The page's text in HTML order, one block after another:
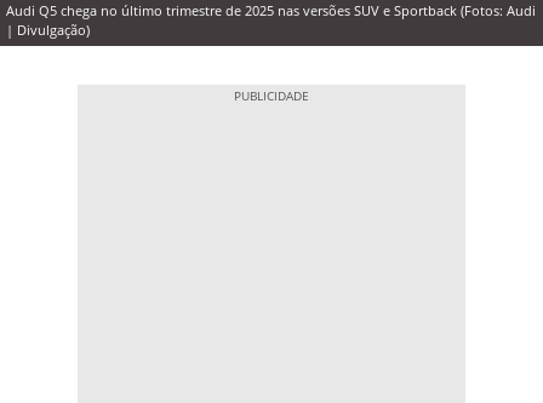
Audi Q5 chega no último trimestre de 2025 nas versões SUV e Sportback (Fotos: Audi
| Divulgação)